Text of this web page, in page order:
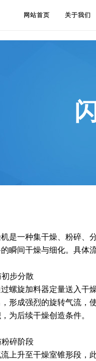
网站首页 关于我们
是一种集干燥、粉碎、
瞬间干燥与细化。具体
步分散
螺旋加料器定量送入干
形成强烈的旋转气流，
为后续干燥创造条件。
碎阶段
上升至干燥室锥形段，